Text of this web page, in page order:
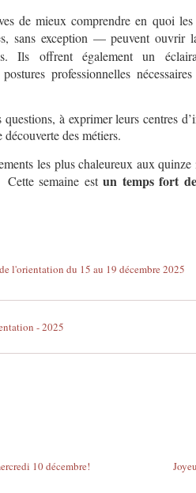
de mieux comprendre en quoi
sans exception — peuvent
Ils offrent également un
professionnelles
à exprimer leurs centres
des métiers.
les plus chaleureux aux
semaine est un temps fort
- 2025
10 décembre!